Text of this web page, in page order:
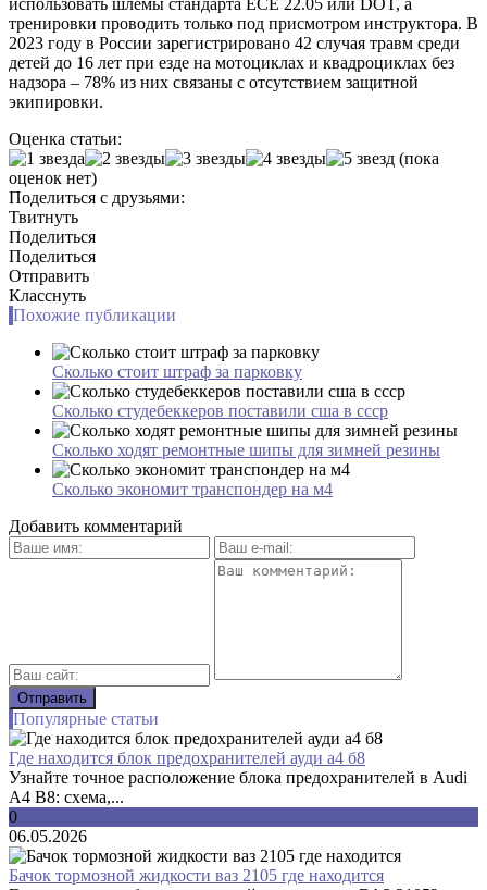
тренировки проводить только под присмотром инструктора. В
2023 году в России зарегистрировано 42 случая травм среди
детей до 16 лет при езде на мотоциклах и квадроциклах без
надзора – 78% из них связаны с отсутствием защитной
экипировки.
Оценка статьи:
(пока
оценок нет)
Поделиться с друзьями:
Твитнуть
Поделиться
Поделиться
Отправить
Класснуть
Похожие публикации
Сколько стоит штраф за парковку
Сколько студебеккеров поставили сша в ссср
Сколько ходят ремонтные шипы для зимней резины
Сколько экономит транспондер на м4
Добавить комментарий
Популярные статьи
Где находится блок предохранителей ауди а4 б8
Узнайте точное расположение блока предохранителей в Audi
A4 B8: схема,...
0
06.05.2026
Бачок тормозной жидкости ваз 2105 где находится